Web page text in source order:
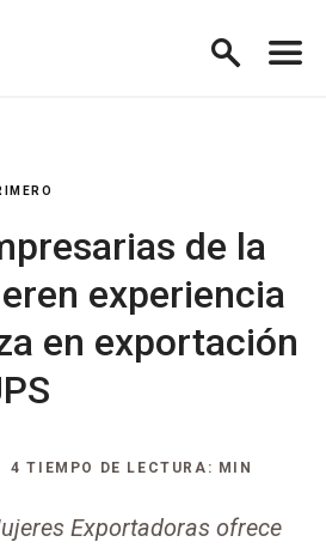
de la
experiencia
en exportación
4 TIEMPO DE LECTURA: MIN
Exportadoras ofrece